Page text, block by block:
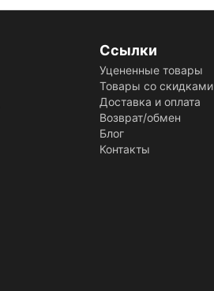
Ссылки
Уцененные товары
Товары со скидками
Доставка и оплата
Возврат/обмен
Блог
Контакты